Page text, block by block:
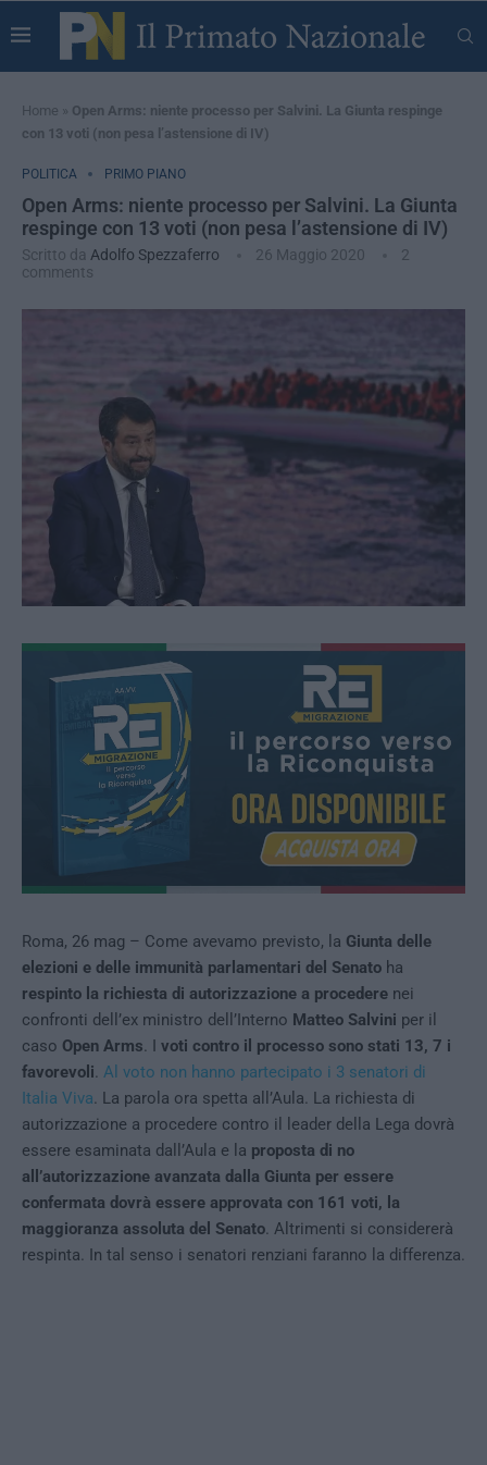
Home » Open Arms: niente processo per Salvini. La Giunta respinge
con 13 voti (non pesa l’astensione di IV)
POLITICA PRIMO PIANO
Open Arms: niente processo per Salvini. La Giunta
respinge con 13 voti (non pesa l’astensione di IV)
Scritto da Adolfo Spezzaferro 26 Maggio 2020
2
comments
Roma, 26 mag – Come avevamo previsto, la Giunta delle
elezioni e delle immunità parlamentari del Senato ha
respinto la richiesta di autorizzazione a procedere nei
confronti dell’ex ministro dell’Interno Matteo Salvini per il
caso Open Arms. I voti contro il processo sono stati 13, 7 i
favorevoli. Al voto non hanno partecipato i 3 senatori di
Italia Viva. La parola ora spetta all’Aula. La richiesta di
autorizzazione a procedere contro il leader della Lega dovrà
essere esaminata dall’Aula e la proposta di no
all’autorizzazione avanzata dalla Giunta per essere
confermata dovrà essere approvata con 161 voti, la
maggioranza assoluta del Senato. Altrimenti si considererà
respinta. In tal senso i senatori renziani faranno la differenza.